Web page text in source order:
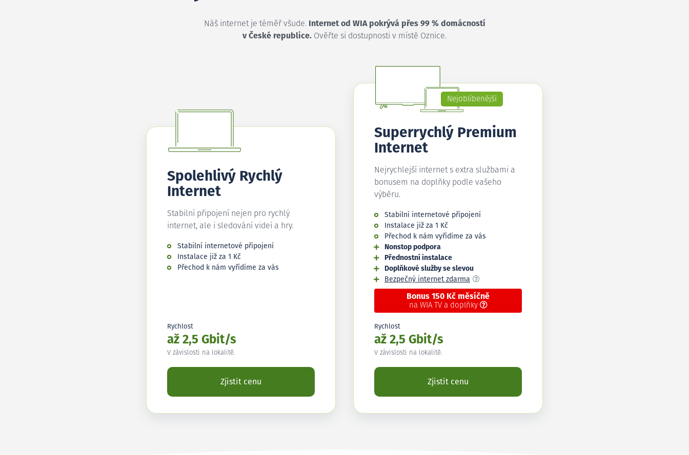
Náš internet je téměř všude.
Internet od WIA pokrývá přes 99 % domácností
v České republice. Ověřte si dostupnosti v místě Oznice.
Spolehlivý Rychlý
Internet
Stabilní připojení nejen pro rychlý
internet, ale i sledování videí a hry.
Stabilní internetové připojení
Instalace již za 1 Kč
Přechod k nám vyřídíme za vás
Rychlost
až 2,5 Gbit/s
V závislosti na lokalitě.
Zjistit cenu
Nejoblíbenější
Superrychlý Premium
Internet
Nejrychlejší internet s extra službami a
bonusem na doplňky podle vašeho
výběru.
Stabilní internetové připojení
Instalace již za 1 Kč
Přechod k nám vyřídíme za vás
Nonstop podpora
Přednostní instalace
Doplňkové služby se slevou
Bezpečný internet zdarma
Bonus 150 Kč měsíčně
na WIA TV a doplňky
Rychlost
až 2,5 Gbit/s
V závislosti na lokalitě.
Zjistit cenu